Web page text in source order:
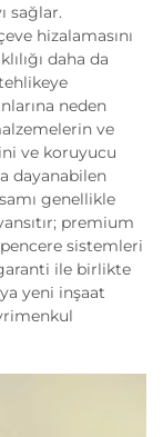
sağlar.
hizalamasını
daha da
neden
ve
ve koruyucu
dayanabilen
genellikle
premium
sistemleri
ile birlikte
yeni inşaat